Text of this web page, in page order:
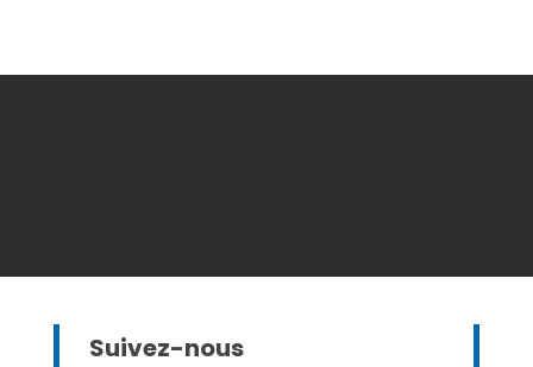
Suivez-nous